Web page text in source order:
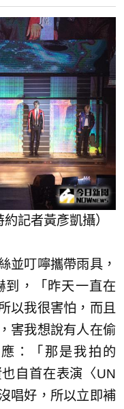
記者黃彥凱攝）
並叮嚀攜帶雨具，
到，「昨天一直在
以我很害怕，而且
害我想說有人在偷
：「那是我拍的
自首在表演〈UN
唱好，所以立即補